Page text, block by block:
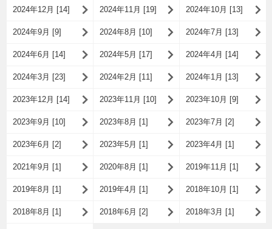
2024年12月 [14] 2024年11月 [19] 2024年10月 [13]
2024年9月 [9] 2024年8月 [10] 2024年7月 [13]
2024年6月 [14] 2024年5月 [17] 2024年4月 [14]
2024年3月 [23] 2024年2月 [11] 2024年1月 [13]
2023年12月 [14] 2023年11月 [10] 2023年10月 [9]
2023年9月 [10] 2023年8月 [1] 2023年7月 [2]
2023年6月 [2] 2023年5月 [1] 2023年4月 [1]
2021年9月 [1] 2020年8月 [1] 2019年11月 [1]
2019年8月 [1] 2019年4月 [1] 2018年10月 [1]
2018年8月 [1] 2018年6月 [2] 2018年3月 [1]